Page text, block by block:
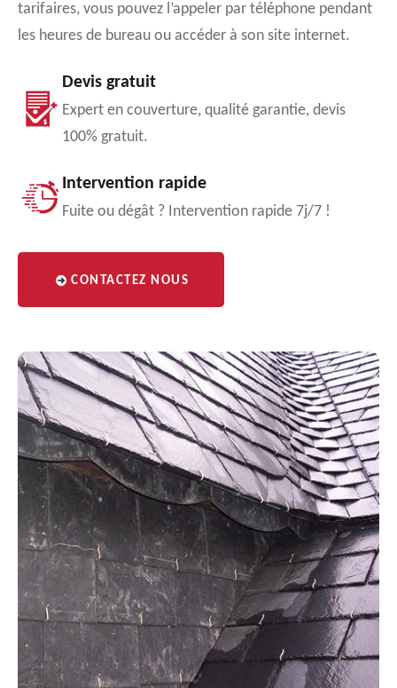
tarifaires, vous pouvez l’appeler par téléphone pendant
les heures de bureau ou accéder à son site internet.
Devis gratuit
Expert en couverture, qualité garantie, devis
100% gratuit.
Intervention rapide
Fuite ou dégât ? Intervention rapide 7j/7 !
CONTACTEZ NOUS